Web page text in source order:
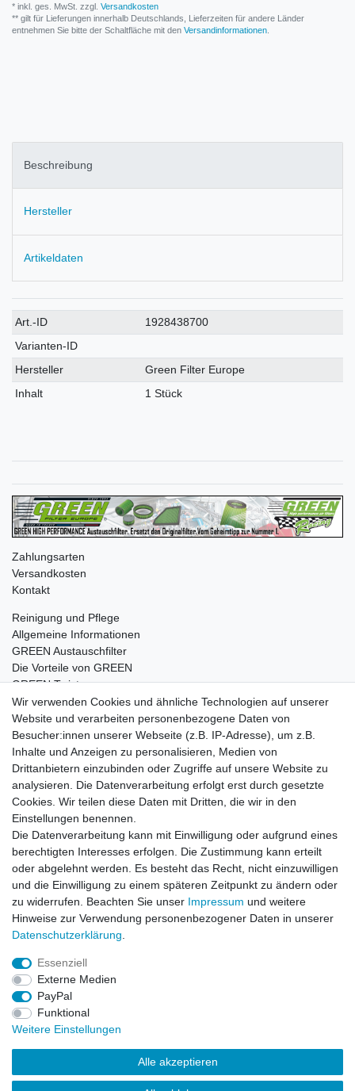
* inkl. ges. MwSt. zzgl. Versandkosten
** gilt für Lieferungen innerhalb Deutschlands, Lieferzeiten für andere Länder
entnehmen Sie bitte der Schaltfläche mit den Versandinformationen
Beschreibung
Hersteller
Artikeldaten
Technisches
Merkmal
Wert
Art.-ID
1928438700
Varianten-ID
Hersteller
Green Filter Europe
Inhalt
1 Stück
Zahlungsarten
Versandkosten
Kontakt
Reinigung und Pflege
Allgemeine Informationen
GREEN Austauschfilter
Die Vorteile von GREEN
GREEN Twister
Impressum Daten­schutz­erklärung AGB
Barrierefreiheitserklärung Widerrufs­recht
Vertrag widerrufen Kontakt
© Copyright 2026 | Alle Rechte vorbehalten.
Wir verwenden Cookies und ähnliche Technologien auf unserer
Website und verarbeiten personenbezogene Daten von
Besucher:innen unserer Webseite (z.B. IP-Adresse), um z.B.
Inhalte und Anzeigen zu personalisieren, Medien von
Drittanbietern einzubinden oder Zugriffe auf unsere Website zu
analysieren. Die Datenverarbeitung erfolgt erst durch gesetzte
Cookies. Wir teilen diese Daten mit Dritten, die wir in den
Einstellungen benennen.
Die Datenverarbeitung kann mit Einwilligung oder aufgrund eines
berechtigten Interesses erfolgen. Die Zustimmung kann erteilt
oder abgelehnt werden. Es besteht das Recht, nicht einzuwilligen
und die Einwilligung zu einem späteren Zeitpunkt zu ändern oder
zu widerrufen. Beachten Sie unser Impressum und weitere
Hinweise zur Verwendung personenbezogener Daten in unserer
Daten­schutz­erklärung
Essenziell
Externe Medien
PayPal
Funktional
Weitere Einstellungen
Alle akzeptieren